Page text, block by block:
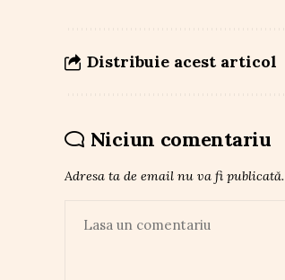
Distribuie acest articol
Niciun comentariu
Adresa ta de email nu va fi publicată.